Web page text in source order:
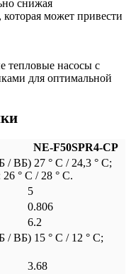
снижая
которая может привести
тепловые насосы с
для оптимальной
NE-F50SPR4-CP
ВБ) 27 ° C / 24,3 ° C;
° C / 28 ° C.
5
0.806
6.2
/ ВБ) 15 ° C / 12 ° C;
3.68